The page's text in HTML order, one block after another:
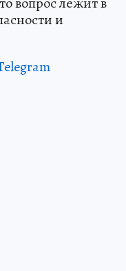
и